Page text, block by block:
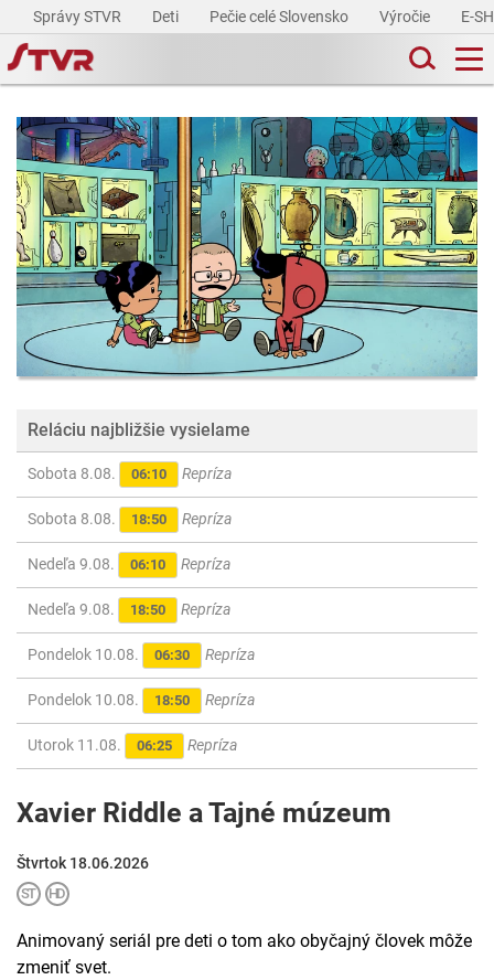
Správy STVR Deti Pečie celé Slovensko Výročie E-
Reláciu najbližšie vysielame
Sobota 8.08. 06:10 Repríza
Sobota 8.08. 18:50 Repríza
Nedeľa 9.08. 06:10 Repríza
Nedeľa 9.08. 18:50 Repríza
Pondelok 10.08. 06:30 Repríza
Pondelok 10.08. 18:50 Repríza
Utorok 11.08. 06:25 Repríza
Xavier Riddle a Tajné múzeum
Štvrtok 18.06.2026
Animovaný seriál pre deti o tom ako obyčajný človek môže
zmeniť svet.